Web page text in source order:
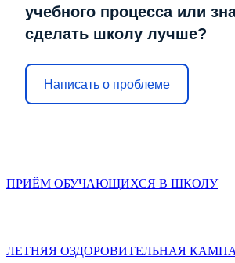
учебного процесса или
сделать школу лучше?
Написать о проблеме
ПРИЁМ ОБУЧАЮЩИХСЯ В ШКОЛУ
ЛЕТНЯЯ ОЗДОРОВИТЕЛЬНАЯ